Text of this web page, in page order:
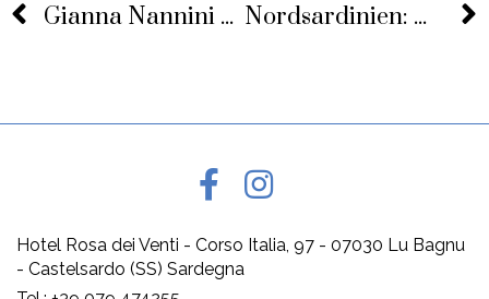
Gianna Nannini Accende Il Capodanno Di Castelsardo Nordsardinien: Die Schönsten Ausflüge
Hotel Rosa dei Venti - Corso Italia, 97 - 07030 Lu Bagnu
- Castelsardo (SS) Sardegna